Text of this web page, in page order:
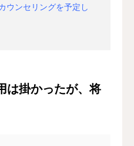
ウンセリングを予定し
は掛かったが、将